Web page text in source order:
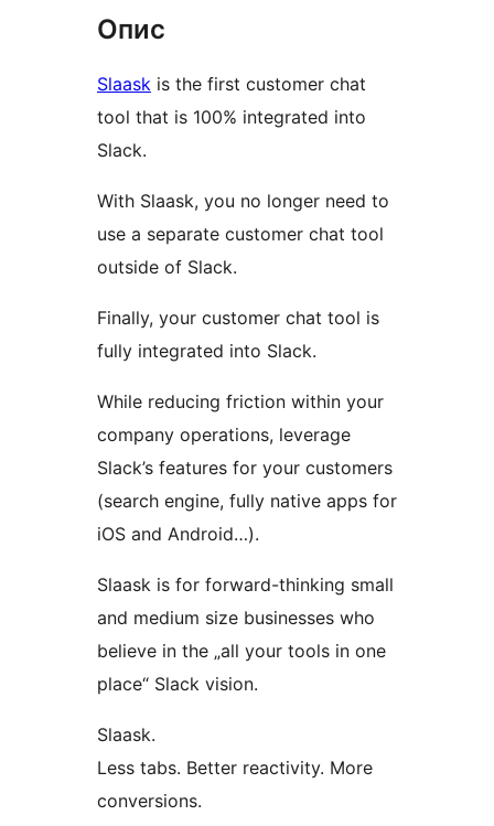
Опис
Slaask is the first customer chat
tool that is 100% integrated into
Slack.
With Slaask, you no longer need to
use a separate customer chat tool
outside of Slack.
Finally, your customer chat tool is
fully integrated into Slack.
While reducing friction within your
company operations, leverage
Slack’s features for your customers
(search engine, fully native apps for
iOS and Android…).
Slaask is for forward-thinking small
and medium size businesses who
believe in the „all your tools in one
place“ Slack vision.
Slaask.
Less tabs. Better reactivity. More
conversions.